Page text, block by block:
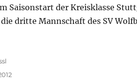
Saisonstart der Kreisklasse
die dritte Mannschaft des SV